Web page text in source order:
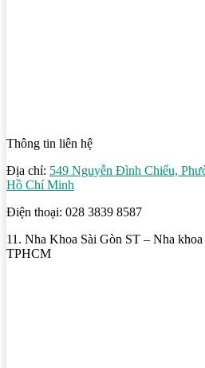
Thông tin liên hệ
Địa chỉ: 549 Nguyễn Đình Chiểu,
Hồ Chí Minh
Điện thoại: 028 3839 8587
11. Nha Khoa Sài Gòn ST – Nha
TPHCM